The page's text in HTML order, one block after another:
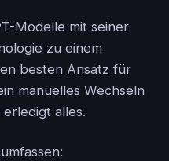
Modelle mit seiner
zu einem
besten Ansatz für
manuelles Wechseln
alles.